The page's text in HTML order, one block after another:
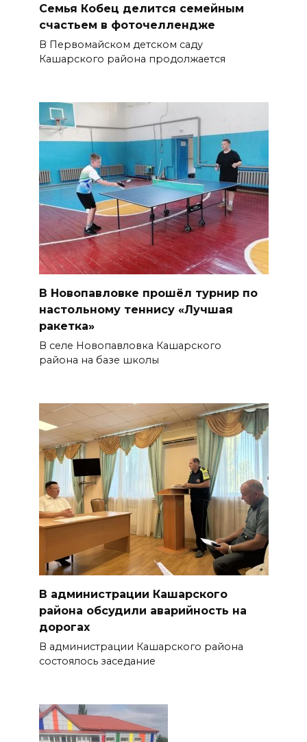
Семья Кобец делится семейным
счастьем в фоточеллендже
В Первомайском детском саду
Кашарского района продолжается
В Новопавловке прошёл турнир по
настольному теннису «Лучшая
ракетка»
В селе Новопавловка Кашарского
района на базе школы
В администрации Кашарского
района обсудили аварийность на
дорогах
В администрации Кашарского района
состоялось заседание